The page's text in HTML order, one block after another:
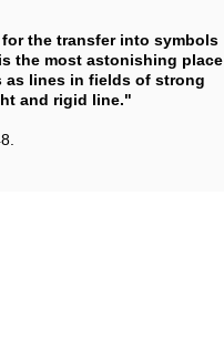
the transfer into symbols
the most astonishing place
as lines in fields of strong
and rigid line."